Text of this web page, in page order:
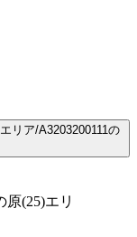
リア/A3203200111の
(25)エリ